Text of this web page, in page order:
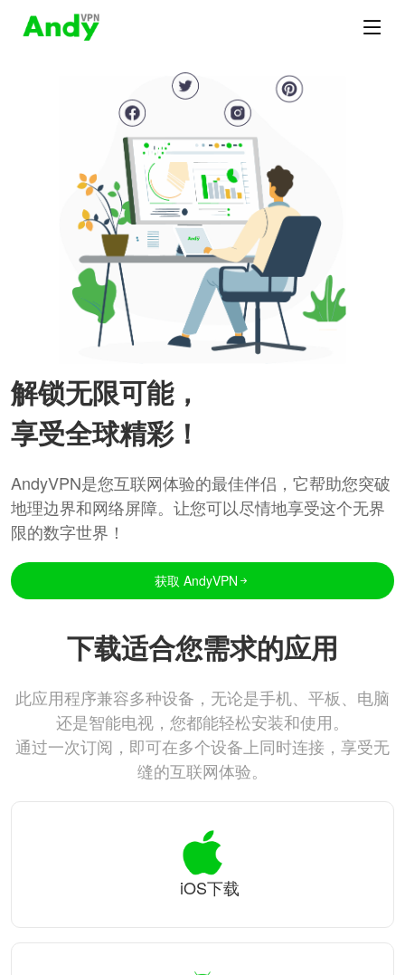
解锁无限可能，
享受全球精彩！
AndyVPN是您互联网体验的最佳伴侣，它帮助您突破
地理边界和网络屏障。让您可以尽情地享受这个无界
限的数字世界！
获取 AndyVPN
下载适合您需求的应用
此应用程序兼容多种设备，无论是手机、平板、电脑
还是智能电视，您都能轻松安装和使用。
通过一次订阅，即可在多个设备上同时连接，享受无
缝的互联网体验。
iOS下载